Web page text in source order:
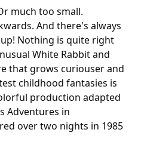
much too small.
And there's always
Nothing is quite right
White Rabbit and
that grows curiouser and
childhood fantasies is
production adapted
Adventures in
over two nights in 1985